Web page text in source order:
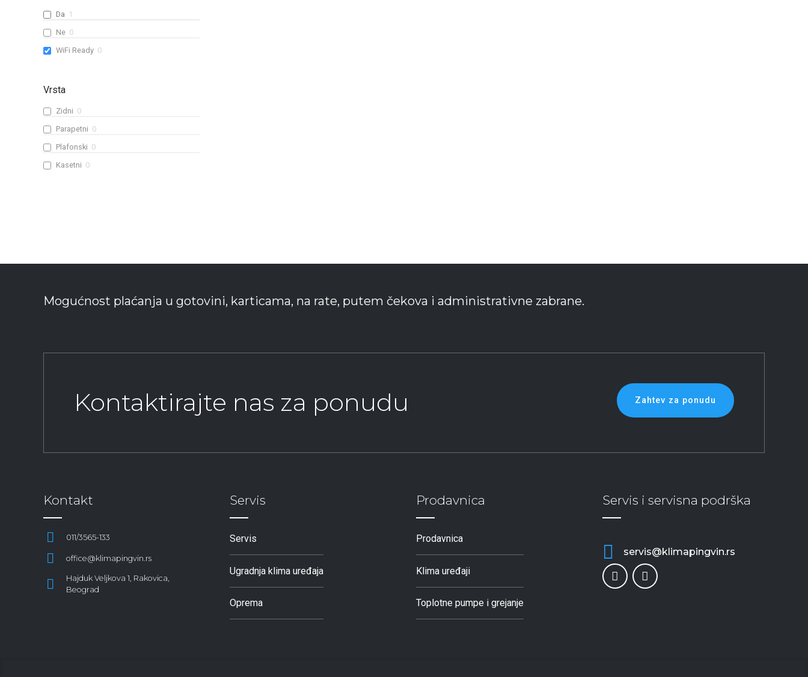
Da 1
Ne 0
WiFi Ready 0
Vrsta
Zidni 0
Parapetni 0
Plafonski 0
Kasetni 0
Mogućnost plaćanja u gotovini, karticama, na rate, putem čekova i administrativne zabrane.
Kontaktirajte nas za ponudu Zahtev za ponudu
Kontakt
011/3565-133
office@klimapingvin.rs
Hajduk Veljkova 1, Rakovica,
Beograd
Servis
Servis
Ugradnja klima uređaja
Oprema
Prodavnica
Prodavnica
Klima uređaji
Toplotne pumpe i grejanje
Servis i servisna podrška
servis@klimapingvin.rs